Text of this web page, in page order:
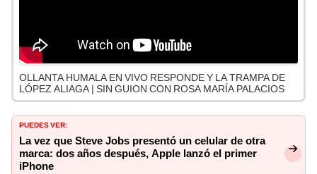
OLLANTA HUMALA EN VIVO RESPONDE Y LA TRAMPA DE
LÓPEZ ALIAGA | SIN GUION CON ROSA MARÍA PALACIOS
PUEDES VER:
La vez que Steve Jobs presentó un celular de otra
marca: dos años después, Apple lanzó el primer
iPhone